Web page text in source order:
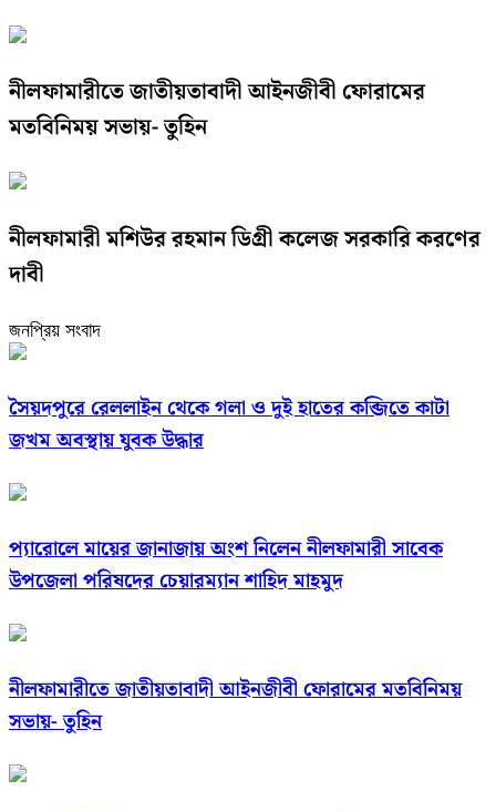
নীলফামারীতে জাতীয়তাবাদী আইনজীবী ফোরামের
মতবিনিময় সভায়- তুহিন
নীলফামারী মশিউর রহমান ডিগ্রী কলেজ সরকারি করণের
দাবী
জনপ্রিয় সংবাদ
সৈয়দপুরে রেললাইন থেকে গলা ও দুই হাতের কব্জিতে কাটা
জখম অবস্থায় যুবক উদ্ধার
প্যারোলে মায়ের জানাজায় অংশ নিলেন নীলফামারী সাবেক
উপজেলা পরিষদের চেয়ারম্যান শাহিদ মাহমুদ
নীলফামারীতে জাতীয়তাবাদী আইনজীবী ফোরামের মতবিনিময়
সভায়- তুহিন